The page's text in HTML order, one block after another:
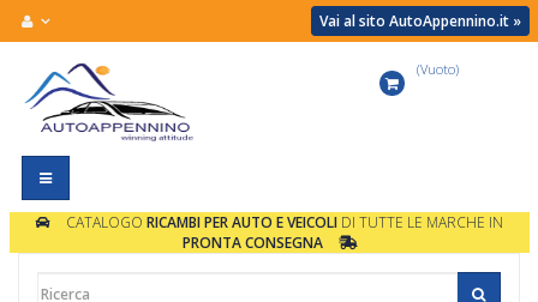
Vai al sito AutoAppennino.it »
Navigazione
Toggle
(Vuoto)
CATALOGO RICAMBI PER AUTO E VEICOLIDI TUTTE LE MARCHE IN
PRONTA CONSEGNA